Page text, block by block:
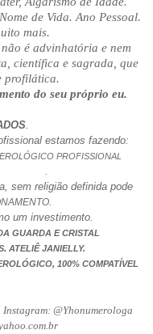
de Vida. Ano Pessoal.
mais.
é advinhatória e nem
científica e sagrada, que
profilática.
do seu próprio eu.
.
estamos fazendo:
PROFISSIONAL
.
sem religião definida pode
um investimento.
GUARDA E CRISTAL
. ATELIÊ JANIELLY.
100% COMPATÍVEL
@Yhonumerologa